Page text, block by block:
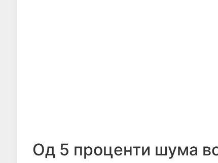
Од 5 проценти шума